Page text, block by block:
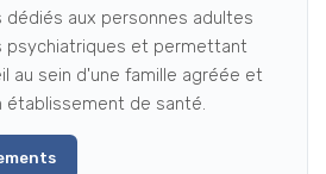
aux personnes adultes
psychiatriques et permettant
au sein d'une famille agréée et
établissement de santé.